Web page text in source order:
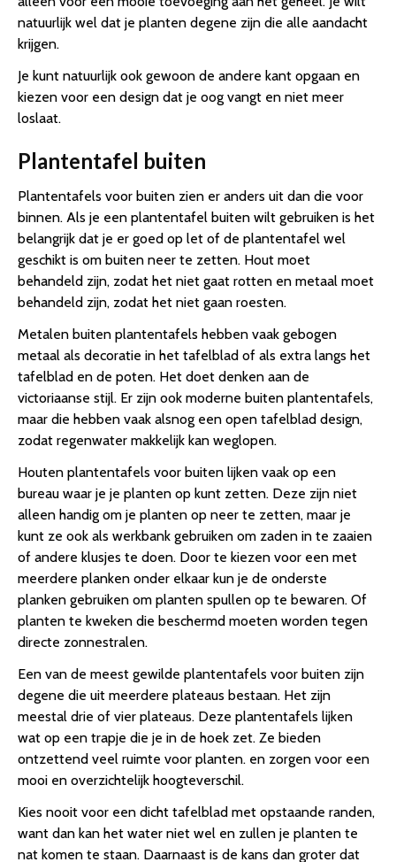
natuurlijk wel dat je planten degene zijn die alle aandacht
krijgen.
Je kunt natuurlijk ook gewoon de andere kant opgaan en
kiezen voor een design dat je oog vangt en niet meer
loslaat.
Plantentafel buiten
Plantentafels voor buiten zien er anders uit dan die voor
binnen. Als je een plantentafel buiten wilt gebruiken is het
belangrijk dat je er goed op let of de plantentafel wel
geschikt is om buiten neer te zetten. Hout moet
behandeld zijn, zodat het niet gaat rotten en metaal moet
behandeld zijn, zodat het niet gaan roesten.
Metalen buiten plantentafels hebben vaak gebogen
metaal als decoratie in het tafelblad of als extra langs het
tafelblad en de poten. Het doet denken aan de
victoriaanse stijl. Er zijn ook moderne buiten plantentafels,
maar die hebben vaak alsnog een open tafelblad design,
zodat regenwater makkelijk kan weglopen.
Houten plantentafels voor buiten lijken vaak op een
bureau waar je je planten op kunt zetten. Deze zijn niet
alleen handig om je planten op neer te zetten, maar je
kunt ze ook als werkbank gebruiken om zaden in te zaaien
of andere klusjes te doen. Door te kiezen voor een met
meerdere planken onder elkaar kun je de onderste
planken gebruiken om planten spullen op te bewaren. Of
planten te kweken die beschermd moeten worden tegen
directe zonnestralen.
Een van de meest gewilde plantentafels voor buiten zijn
degene die uit meerdere plateaus bestaan. Het zijn
meestal drie of vier plateaus. Deze plantentafels lijken
wat op een trapje die je in de hoek zet. Ze bieden
ontzettend veel ruimte voor planten. en zorgen voor een
mooi en overzichtelijk hoogteverschil.
Kies nooit voor een dicht tafelblad met opstaande randen,
want dan kan het water niet wel en zullen je planten te
nat komen te staan. Daarnaast is de kans dan groter dat